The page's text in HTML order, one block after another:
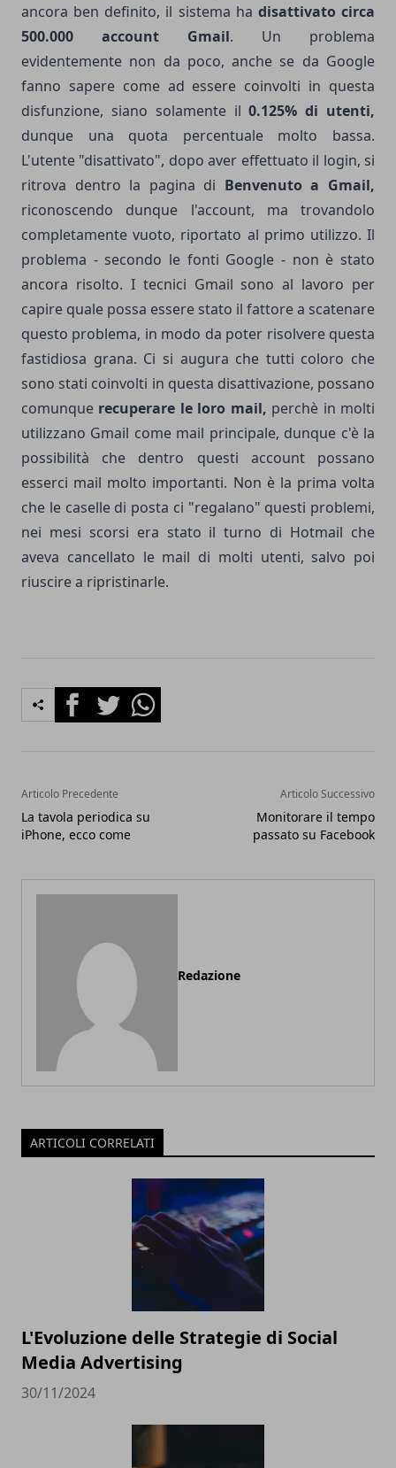
ancora ben definito, il sistema ha disattivato circa
500.000 account Gmail. Un problema
evidentemente non da poco, anche se da Google
fanno sapere come ad essere coinvolti in questa
disfunzione, siano solamente il0.125% di utenti,
dunque una quota percentuale molto bassa.
L'utente "disattivato", dopo aver effettuato il login, si
ritrova dentro la pagina di Benvenuto a Gmail,
riconoscendo dunque l'account, ma trovandolo
completamente vuoto, riportato al primo utilizzo. Il
problema - secondo le fonti Google - non è stato
ancora risolto. I tecnici Gmail sono al lavoro per
capire quale possa essere stato il fattore a scatenare
questo problema, in modo da poter risolvere questa
fastidiosa grana. Ci si augura che tutti coloro che
sono stati coinvolti in questa disattivazione, possano
comunque recuperare le loro mail, perchè in molti
utilizzano Gmail come mail principale, dunque c'è la
possibilità che dentro questi account possano
esserci mail molto importanti. Non è la prima volta
che le caselle di posta ci "regalano" questi problemi,
nei mesi scorsi era stato il turno di Hotmail che
aveva cancellato le mail di molti utenti, salvo poi
riuscire a ripristinarle.
FacebookTwitterWhatsapp
Articolo Precedente
La tavola periodica su
iPhone, ecco come
Articolo Successivo
Monitorare il tempo
passato su Facebook
Redazione
ARTICOLI CORRELATI
L'Evoluzione delle Strategie di Social
Media Advertising
30/11/2024